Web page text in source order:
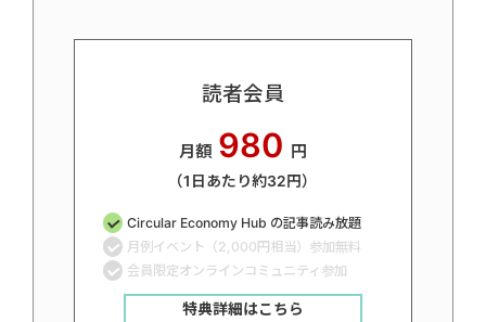
読者会員
月額 980 円
（1日あたり約32円）
Circular Economy Hub の記事読み放題
月例イベント（2,000円相当）参加無料
会員限定オンラインコミュニティ参加
特典詳細はこちら